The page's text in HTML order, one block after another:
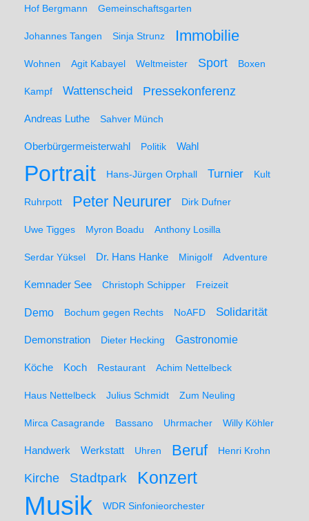
Hof Bergmann Gemeinschaftsgarten
Johannes Tangen Sinja Strunz Immobilie
Wohnen Agit Kabayel Weltmeister Sport Boxen
Kampf Wattenscheid Pressekonferenz
Andreas Luthe Sahver Münch
Oberbürgermeisterwahl Politik Wahl
Portrait Hans-Jürgen Orphall Turnier Kult
Ruhrpott Peter Neururer Dirk Dufner
Uwe Tigges Myron Boadu Anthony Losilla
Serdar Yüksel Dr. Hans Hanke Minigolf Adventure
Kemnader See Christoph Schipper Freizeit
Demo Bochum gegen Rechts NoAFD Solidarität
Demonstration Dieter Hecking Gastronomie
Köche Koch Restaurant Achim Nettelbeck
Haus Nettelbeck Julius Schmidt Zum Neuling
Mirca Casagrande Bassano Uhrmacher Willy Köhler
Handwerk Werkstatt Uhren Beruf Henri Krohn
Kirche Stadtpark Konzert
Musik WDR Sinfonieorchester